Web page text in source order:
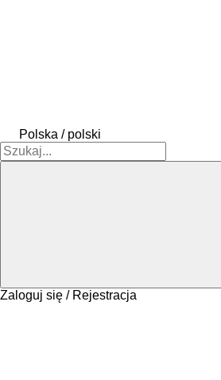
Polska / polski
Zaloguj się / Rejestracja